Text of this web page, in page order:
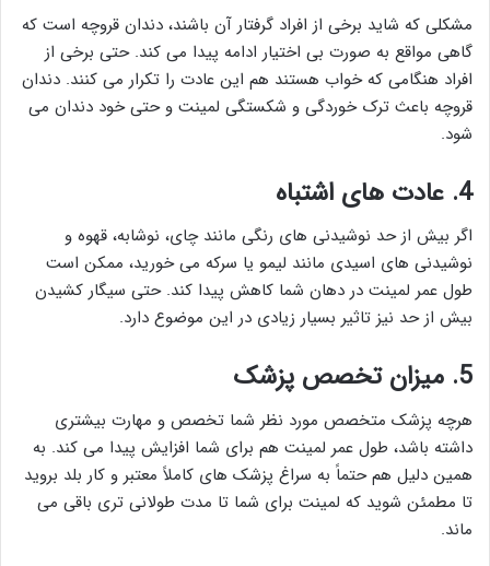
مشکلی که شاید برخی از افراد گرفتار آن باشند، دندان قروچه است که
گاهی مواقع به صورت بی اختیار ادامه پیدا می کند. حتی برخی از
افراد هنگامی که خواب هستند هم این عادت را تکرار می کنند. دندان
قروچه باعث ترک خوردگی و شکستگی لمینت و حتی خود دندان می
شود.
4. عادت های اشتباه
اگر بیش از حد نوشیدنی های رنگی مانند چای، نوشابه، قهوه و
نوشیدنی های اسیدی مانند لیمو یا سرکه می خورید، ممکن است
طول عمر لمینت در دهان شما کاهش پیدا کند. حتی سیگار کشیدن
بیش از حد نیز تاثیر بسیار زیادی در این موضوع دارد.
5. میزان تخصص پزشک
هرچه پزشک متخصص مورد نظر شما تخصص و مهارت بیشتری
داشته باشد، طول عمر لمینت هم برای شما افزایش پیدا می کند. به
همین دلیل هم حتماً به سراغ پزشک های کاملاً معتبر و کار بلد بروید
تا مطمئن شوید که لمینت برای شما تا مدت طولانی تری باقی می
ماند.